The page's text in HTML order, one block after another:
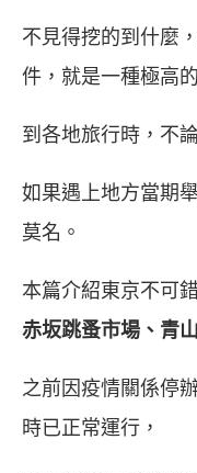
不見得挖的到什麼
件，就是一種極高
到各地旅行時，不
如果遇上地方當期
莫名。
本篇介紹東京不可
赤坂跳蚤市場 、 青
之前因疫情關係停
時已正常運行，